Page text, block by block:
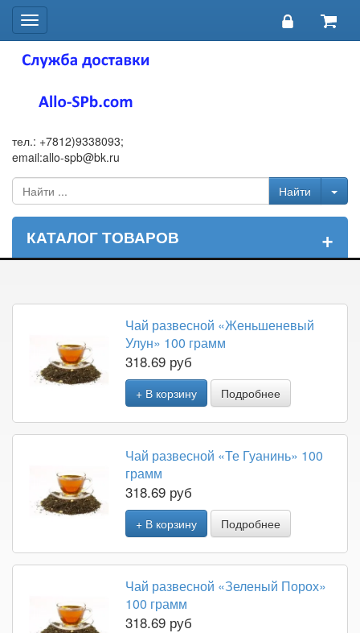
Toggle
navigation
тел.: +7812)9338093;
email:allo-spb@bk.ru
КАТАЛОГ ТОВАРОВ +
Чай развесной «Женьшеневый
Улун» 100 грамм
318.69 руб
+ В корзину Подробнее
Чай развесной «Те Гуанинь» 100
грамм
318.69 руб
+ В корзину Подробнее
Чай развесной «Зеленый Порох»
100 грамм
318.69 руб